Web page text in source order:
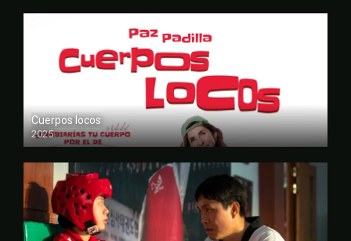
Cuerpos locos
2025
FULL HD